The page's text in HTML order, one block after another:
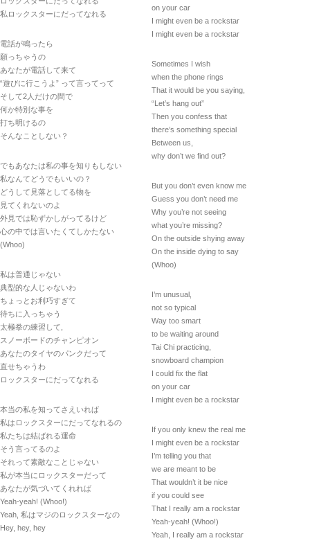
私ロックスターにだってなれる
電話が鳴ったら
願っちゃうの
あなたが電話して来て
“遊びに行こうよ” って言ってって
そして2人だけの間で
何か特別な事を
打ち明けるの
そんなことしない？
でもあなたは私の事を知りもしない
私なんてどうでもいいの？
どうして見落としてる物を
見てくれないのよ
外見では恥ずかしがってるけど
心の中では言いたくてしかたない
(Whoo)
私は普通じゃない
典型的な人じゃないわ
ちょっとお利巧すぎて
待ちに入っちゃう
太極拳の練習して,
スノーボードのチャンピオン
あなたのタイヤのパンクだって
直せちゃうわ
ロックスターにだってなれる
本当の私を知ってさえいれば
私はロックスターにだってなれるの
私たちは結ばれる運命
そう言ってるのよ
それって素敵なことじゃない
私が本当にロックスターだって
あなたが気づいてくれれば
Yeah-yeah! (Whoo!)
Yeah, 私はマジのロックスターなの
Hey, hey, hey
on your car
I might even be a rockstar
I might even be a rockstar
Sometimes I wish
when the phone rings
That it would be you saying,
“Let’s hang out”
Then you confess that
there’s something special
Between us,
why don’t we find out?
But you don’t even know me
Guess you don’t need me
Why you’re not seeing
what you’re missing?
On the outside shying away
On the inside dying to say
(Whoo)
I’m unusual,
not so typical
Way too smart
to be waiting around
Tai Chi practicing,
snowboard champion
I could fix the flat
on your car
I might even be a rockstar
If you only knew the real me
I might even be a rockstar
I’m telling you that
we are meant to be
That wouldn’t it be nice
if you could see
That I really am a rockstar
Yeah-yeah! (Whoo!)
Yeah, I really am a rockstar